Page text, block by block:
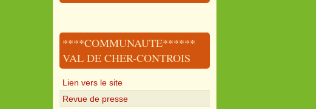
****COMMUNAUTE******
VAL DE CHER-CONTROIS
Lien vers le site
Revue de presse